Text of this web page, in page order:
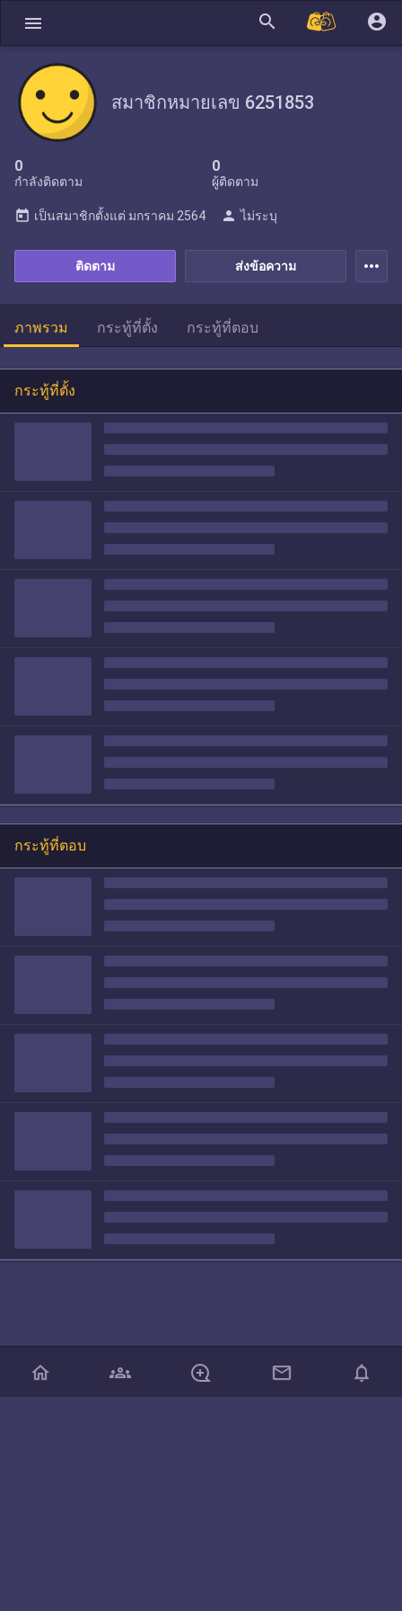
menu search account_circle
สมาชิกหมายเลข 6251853
0
กำลังติดตาม
0
ผู้ติดตาม
ส่งข้อความ
ติดตาม
today เป็นสมาชิกตั้งแต่ มกราคม 2564 person ไม่ระบุ
more_horiz
ภาพรวม กระทู้ที่ตั้ง กระทู้ที่ตอบ
กระทู้ที่ตั้ง
กระทู้ที่ตอบ